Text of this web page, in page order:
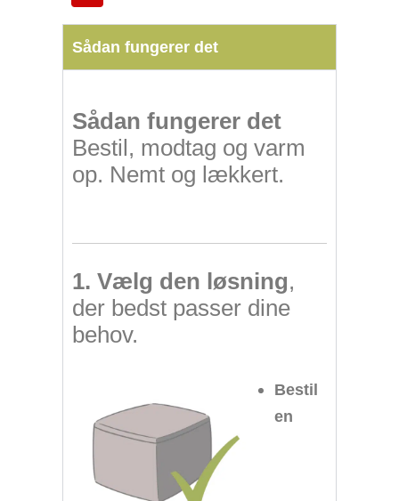
Sådan fungerer det
Sådan fungerer det
Bestil, modtag og varm
op. Nemt og lækkert.
1. Vælg den løsning,
der bedst passer dine
behov.
Bestil
en